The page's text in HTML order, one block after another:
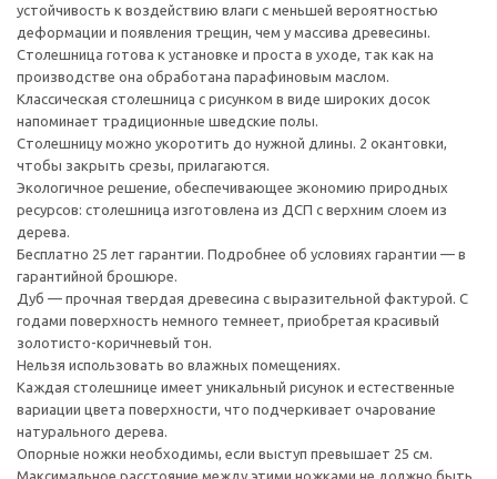
устойчивость к воздействию влаги с меньшей вероятностью
деформации и появления трещин, чем у массива древесины.
Столешница готова к установке и проста в уходе, так как на
производстве она обработана парафиновым маслом.
Классическая столешница с рисунком в виде широких досок
напоминает традиционные шведские полы.
Столешницу можно укоротить до нужной длины. 2 окантовки,
чтобы закрыть срезы, прилагаются.
Экологичное решение, обеспечивающее экономию природных
ресурсов: столешница изготовлена из ДСП с верхним слоем из
дерева.
Бесплатно 25 лет гарантии. Подробнее об условиях гарантии — в
гарантийной брошюре.
Дуб — прочная твердая древесина с выразительной фактурой. С
годами поверхность немного темнеет, приобретая красивый
золотисто-коричневый тон.
Нельзя использовать во влажных помещениях.
Каждая столешнице имеет уникальный рисунок и естественные
вариации цвета поверхности, что подчеркивает очарование
натурального дерева.
Опорные ножки необходимы, если выступ превышает 25 см.
Максимальное расстояние между этими ножками не должно быть